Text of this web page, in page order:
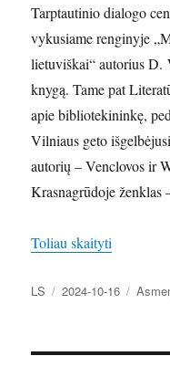
Tarptautinio dialogo
vykusiame renginyje
lietuviškai“ autorius D.
knygą. Tame pat
apie bibliotekininkę,
Vilniaus geto
autorių – Venclovos ir
Krasnagrūdoje ženklas
Toliau skaityti
Autorius
LS Paskelbta
2024-10-16